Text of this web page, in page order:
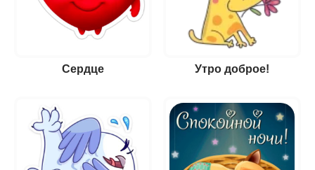
Сердце Утро доброе!